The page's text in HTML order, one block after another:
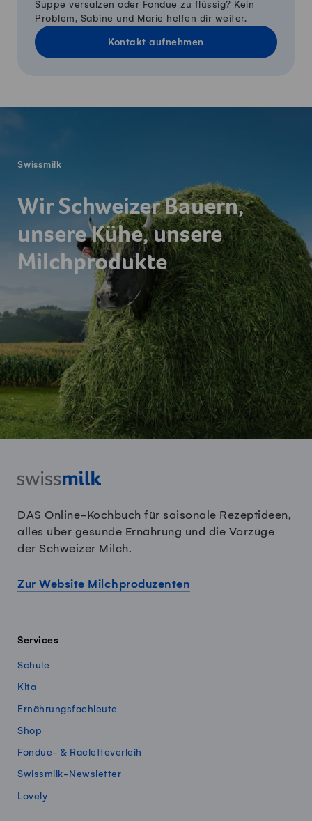
Suppe versalzen oder Fondue zu flüssig? Kein
Problem, Sabine und Marie helfen dir weiter.
Kontakt aufnehmen
Swissmilk
Wir Schweizer Bauern,
unsere Kühe, unsere
Milchprodukte
DAS Online-Kochbuch für saisonale Rezeptideen,
alles über gesunde Ernährung und die Vorzüge
der Schweizer Milch.
Zur Website Milchproduzenten
Services
Schule
Kita
Ernährungsfachleute
Shop
Fondue- & Racletteverleih
Swissmilk-Newsletter
Lovely